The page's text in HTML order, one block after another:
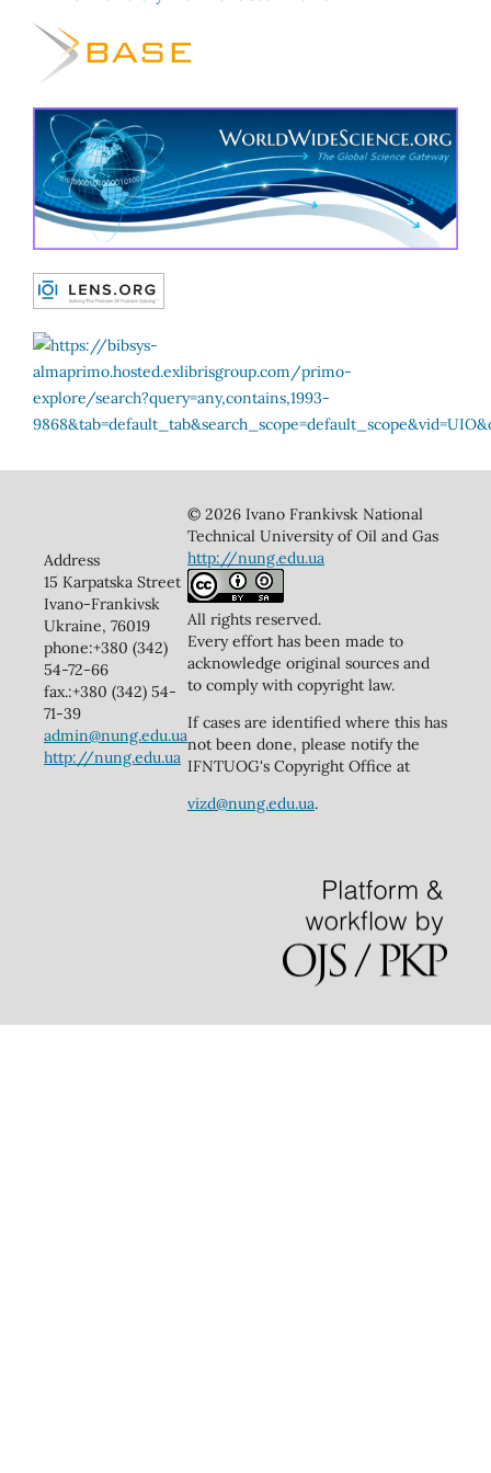
Address
15 Karpatska Street
Ivano-Frankivsk
Ukraine, 76019
phone:+380 (342)
54-72-66
fax.:+380 (342) 54-
71-39
admin@nung.edu.ua
http://nung.edu.ua
© 2026 Ivano Frankivsk National
Technical University of Oil and Gas
http://nung.edu.ua
All rights reserved.
Every effort has been made to
acknowledge original sources and
to comply with copyright law.
If cases are identified where this has
not been done, please notify the
IFNTUOG's Copyright Office at
vizd@nung.edu.ua.